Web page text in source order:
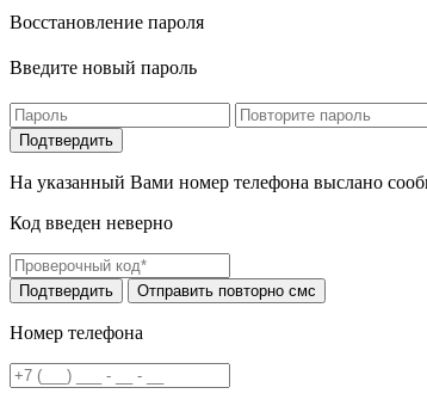
Восстановление пароля
Введите новый пароль
На указанный Вами номер телефона выслано
Код введен неверно
Номер телефона